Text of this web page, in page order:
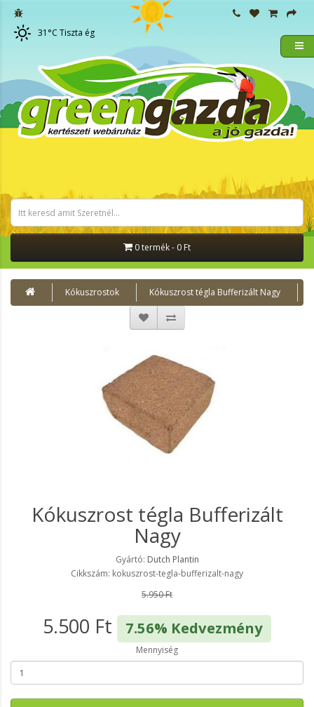
31 °C Tiszta ég
0 termék - 0 Ft
Kókuszrostok Kókuszrost tégla Bufferizált Nagy
Kókuszrost tégla Bufferizált
Nagy
Gyártó: Dutch Plantin
Cikkszám: kokuszrost-tegla-bufferizalt-nagy
5.950 Ft
5.500 Ft 7.56% Kedvezmény
Mennyiség